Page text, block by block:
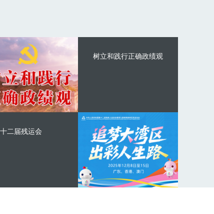
树立和践行正确政绩观
二届残运会